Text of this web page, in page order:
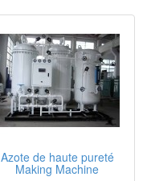
Azote de haute pureté
Making Machine